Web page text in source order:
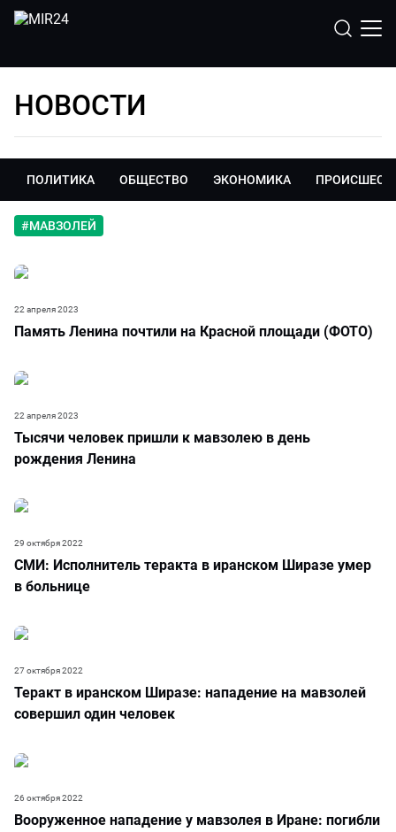
НОВОСТИ
ПОЛИТИКА ОБЩЕСТВО ЭКОНОМИКА
#МАВЗОЛЕЙ
Память Ленина почтили на Красной площади (ФОТО)
22 апреля 2023
Тысячи человек пришли к мавзолею в день
рождения Ленина
22 апреля 2023
СМИ: Исполнитель теракта в иранском Ширазе умер
в больнице
29 октября 2022
Теракт в иранском Ширазе: нападение на мавзолей
совершил один человек
27 октября 2022
Вооруженное нападение у мавзолея в Иране: погибли
26 октября 2022